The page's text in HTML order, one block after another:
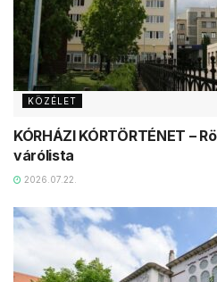
KÖZÉLET
KÓRHÁZI KÓRTÖRTÉNET –
várólista
2026.07.22.